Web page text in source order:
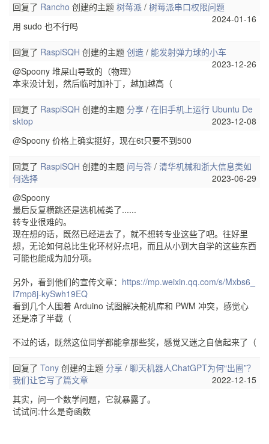
回复了 Rancho 创建的主题 树莓派 / 树莓派串口权限问题
2024-01-16
用 sudo 也不行吗
回复了 RaspiSQH 创建的主题 创造 / 能发射弹力球的小车
2023-12-26
@Spoony 堆屎山导致的（物理）
本来没计划，然后临时加补丁，越加越高（
回复了 RaspiSQH 创建的主题 分享 / 在旧手机上运行 Ubuntu De
sktop
2023-12-08
@Spoony 价格上确实挺好，现在6t只要不到500
回复了 RaspiSQH 创建的主题 问与答 / 清华机械和浙大信息类如
何选择
2023-06-29
@Spoony
最后反复横跳还是选机械类了......
转专业很难的。
现在想的话，既然已经进去了，就不想转专业这些了吧。往好里
想，无论如何总比生化环材好点吧，而且从小到大自学的这些东西
可能也能成为加分项。
另外，看到他们的宣传文章： https://mp.weixin.qq.com/s/Mxbs6_
I7mp8j-kySwh19EQ
看到几个人围着 Arduino 试图解决舵机库和 PWM 冲突，感觉心
还是凉了半截（
不过的话，既然这位同学都能拿那些奖，感觉又迷之自信起来了（
回复了 Tony 创建的主题 分享 / 聊天机器人ChatGPT为何“出圈”？
我们让它写了篇文章
2022-12-15
其实，问一个数学问题，它就暴露了。
试试问:什么是奇函数